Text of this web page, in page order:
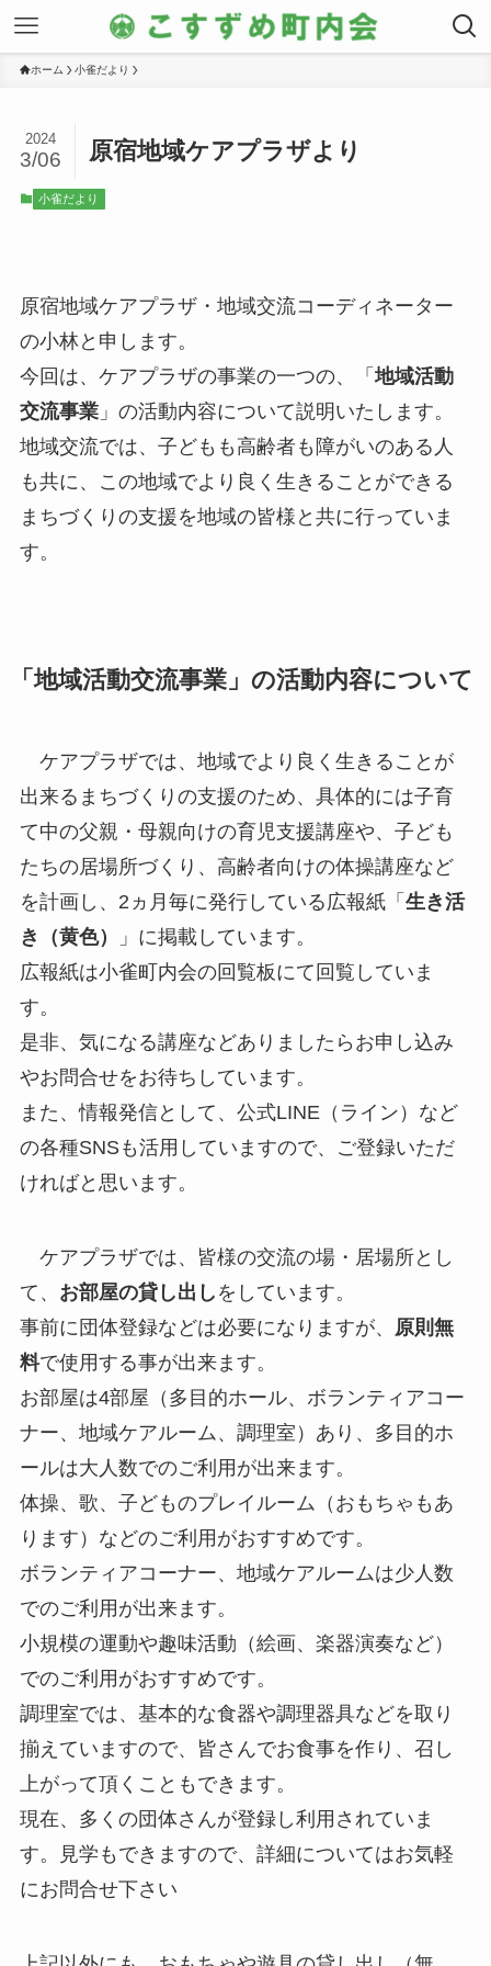
ホーム 小雀だより
原宿地域ケアプラザより
2024
3/06
小雀だより
原宿地域ケアプラザ・地域交流コーディネーター
の小林と申します。
今回は、ケアプラザの事業の一つの、「地域活動
交流事業」の活動内容について説明いたします。
地域交流では、子どもも高齢者も障がいのある人
も共に、この地域でより良く生きることができる
まちづくりの支援を地域の皆様と共に行っていま
す。
「地域活動交流事業」の活動内容について
ケアプラザでは、地域でより良く生きることが
出来るまちづくりの支援のため、具体的には子育
て中の父親・母親向けの育児支援講座や、子ども
たちの居場所づくり、高齢者向けの体操講座など
を計画し、2ヵ月毎に発行している広報紙「 生き活
き（黄色）
」に掲載しています。
広報紙は小雀町内会の回覧板にて回覧していま
す。
是非、気になる講座などありましたらお申し込み
やお問合せをお待ちしています。
また、情報発信として、公式LINE（ライン）など
の各種SNSも活用していますので、ご登録いただ
ければと思います。
ケアプラザでは、皆様の交流の場・居場所とし
て、 お部屋の貸し出し をしています。
事前に団体登録などは必要になりますが、
原則無
料で使用する事が出来ます。
お部屋は4部屋（多目的ホール、ボランティアコー
ナー、地域ケアルーム、調理室）あり、多目的ホ
ールは大人数でのご利用が出来ます。
体操、歌、子どものプレイルーム（おもちゃもあ
ります）などのご利用がおすすめです。
ボランティアコーナー、地域ケアルームは少人数
でのご利用が出来ます。
小規模の運動や趣味活動（絵画、楽器演奏など）
でのご利用がおすすめです。
調理室では、基本的な食器や調理器具などを取り
揃えていますので、皆さんでお食事を作り、召し
上がって頂くこともできます。
現在、多くの団体さんが登録し利用されていま
す。見学もできますので、詳細についてはお気軽
にお問合せ下さい